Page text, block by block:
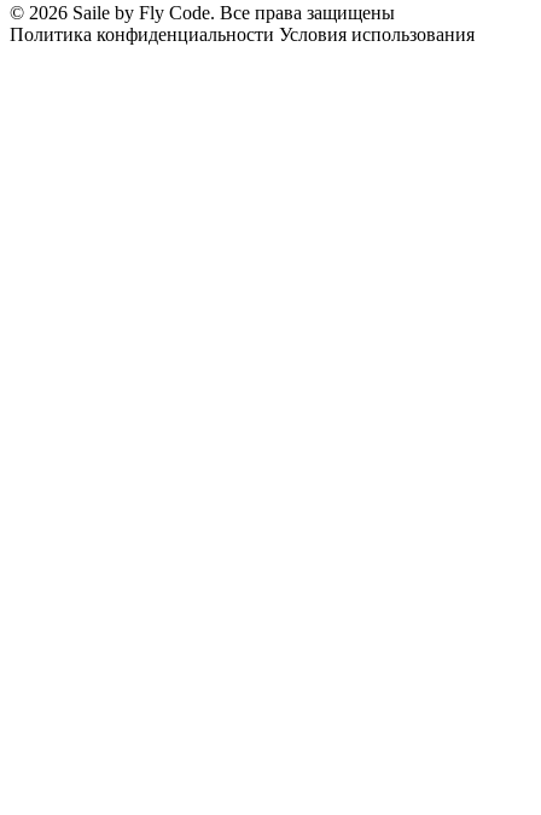
© 2026 Saile by Fly Code. Все права защищены
Политика конфиденциальности Условия использования